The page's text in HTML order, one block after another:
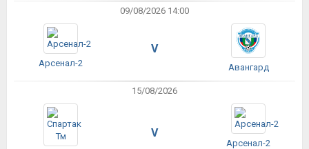
09/08/2026 14:00
Арсенал-2
V
Авангард
15/08/2026
V
Арсенал-2